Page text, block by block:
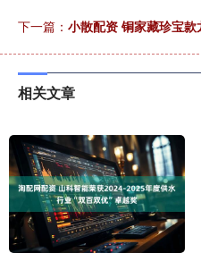
下一篇： 小散配资 铜家藏珍宝款
相关文章